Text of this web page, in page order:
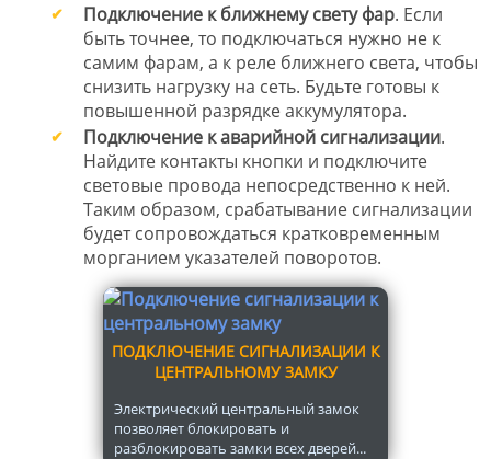
Подключение к ближнему свету фар. Если
быть точнее, то подключаться нужно не к
самим фарам, а к реле ближнего света, чтобы
снизить нагрузку на сеть. Будьте готовы к
повышенной разрядке аккумулятора.
Подключение к аварийной сигнализации.
Найдите контакты кнопки и подключите
световые провода непосредственно к ней.
Таким образом, срабатывание сигнализации
будет сопровождаться кратковременным
морганием указателей поворотов.
ПОДКЛЮЧЕНИЕ СИГНАЛИЗАЦИИ К
ЦЕНТРАЛЬНОМУ ЗАМКУ
Электрический центральный замок
позволяет блокировать и
разблокировать замки всех дверей...